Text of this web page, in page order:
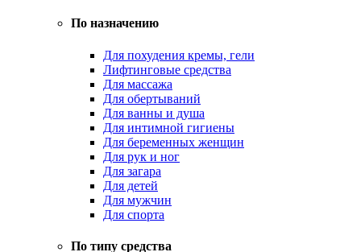
По назначению
Для похудения кремы, гели
Лифтинговые средства
Для массажа
Для обертываний
Для ванны и душа
Для интимной гигиены
Для беременных женщин
Для рук и ног
Для загара
Для детей
Для мужчин
Для спорта
По типу средства